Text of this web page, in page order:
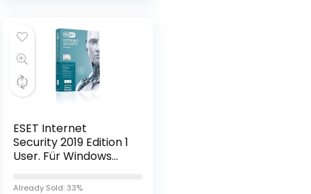
ESET Internet
Security 2019 Edition 1
User. Für Windows
nux
Already Sold: 33%